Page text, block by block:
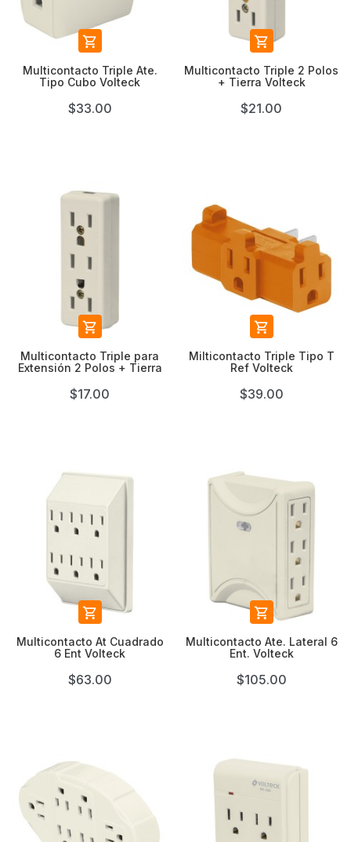

Multicontacto Triple Ate.
Tipo Cubo Volteck
$33.00

Multicontacto Triple 2 Polos
+ Tierra Volteck
$21.00

Multicontacto Triple para
Extensión 2 Polos + Tierra
$17.00

Milticontacto Triple Tipo T
Ref Volteck
$39.00

Multicontacto At Cuadrado
6 Ent Volteck
$63.00

Multicontacto Ate. Lateral 6
Ent. Volteck
$105.00